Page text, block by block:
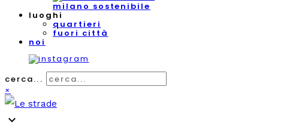
milano sostenibile
luoghi
quartieri
fuori città
noi
cerca...
×
expand_more